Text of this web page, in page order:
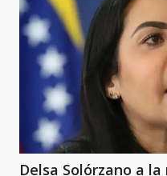
Delsa Solórzano a